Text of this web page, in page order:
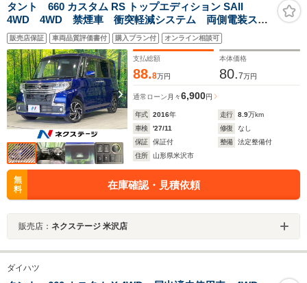
タント 660 カスタム RS トップエディション SAII
4WD 4WD 禁煙車 衝突軽減システム 両側電装スラ
イドドア バックカメラ 7インチナビ ロールサンシェ
ード スマートキー LEDヘッドライト Bluetooth再生
販売店保証 車両品質評価書付 購入プラン付 オンライン相談可
支払総額
88.8万円
本体価格
80.7万円
通常ローン 月々6,900円
年式 2016年 走行 8.9万km
車検
'27/11 修復
なし
保証
保証付 整備
法定整備付
住所
山形県米沢市
無
料
在庫確認・見積依頼
販売店： ネクステージ 米沢店
ダイハツ